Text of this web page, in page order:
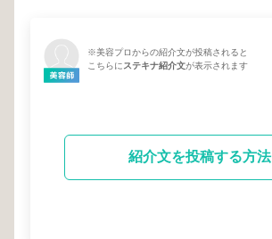
※美容プロからの紹介文が投稿されると
こちらにステキナ紹介文が表示されます
紹介文を投稿する方法